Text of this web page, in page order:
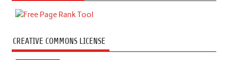
CREATIVE COMMONS LICENSE